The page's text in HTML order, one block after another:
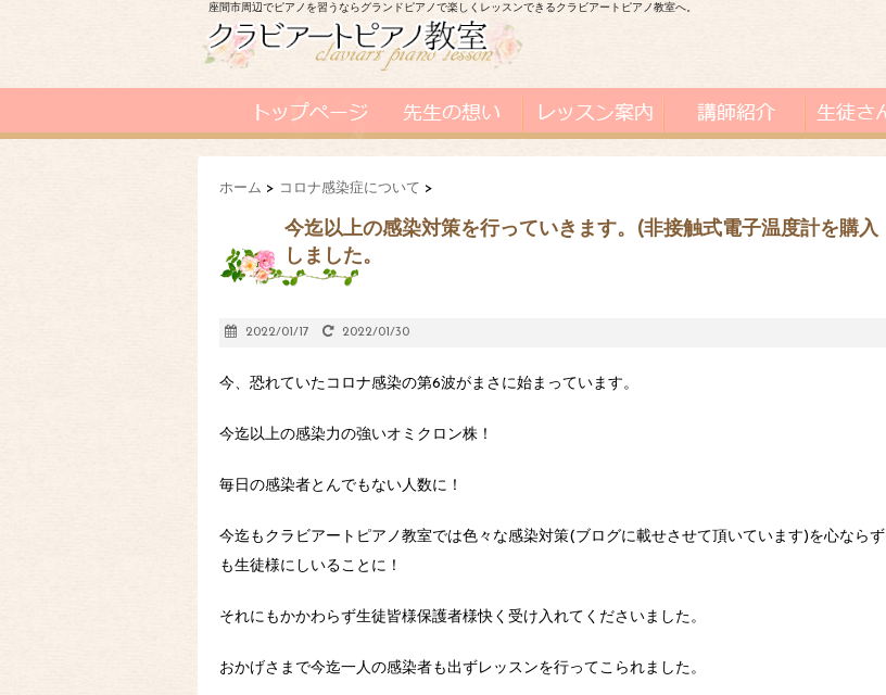
座間市周辺でピアノを習うならグランドピアノで楽しくレッスンできるクラビアートピアノ教室へ。
ホーム > コロナ感染症について >
今迄以上の感染対策を行っていきます。(非接触式電子温度計を購入
しました。
2022/01/17 2022/01/30
今、恐れていたコロナ感染の第6波がまさに始まっています。
今迄以上の感染力の強いオミクロン株！
毎日の感染者とんでもない人数に！
今迄もクラビアートピアノ教室では色々な感染対策(ブログに載せさせて頂いています)を心ならず
も生徒様にしいることに！
それにもかかわらず生徒皆様保護者様快く受け入れてくださいました。
おかげさまで今迄一人の感染者も出ずレッスンを行ってこられました。